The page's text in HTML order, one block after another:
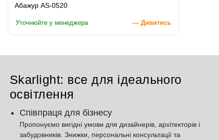
Абажур AS-0520
Уточнюйте у менеджера — Дивитись
Skarlight: все для ідеального
освітлення
Співпраця для бізнесу
Пропонуємо вигідні умови для дизайнерів, архітекторів і
забудовників. Знижки, персональні консультації та